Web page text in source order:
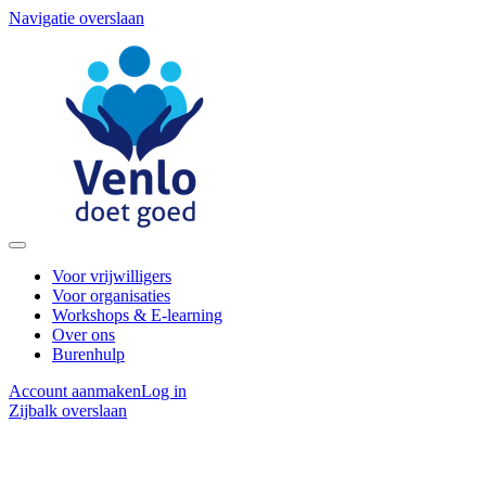
Navigatie overslaan
Voor vrijwilligers
Voor organisaties
Workshops & E-learning
Over ons
Burenhulp
Account aanmakenLog in
Zijbalk overslaan